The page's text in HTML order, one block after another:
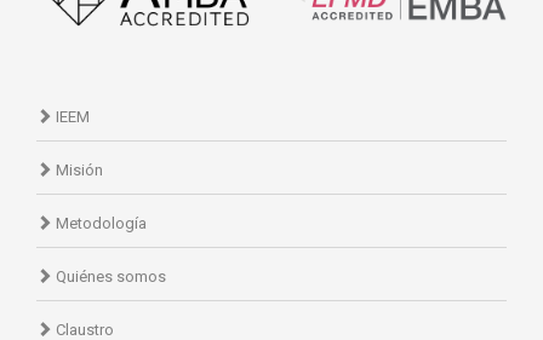
IEEM
Misión
Metodología
Quiénes somos
Claustro